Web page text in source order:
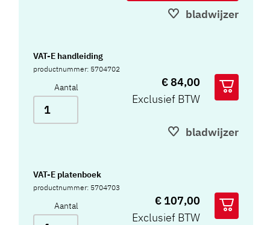
bladwijzer
VAT-E handleiding
productnummer: 5704702
Aantal
€ 84,00
Exclusief BTW
bladwijzer
VAT-E platenboek
productnummer: 5704703
Aantal
€ 107,00
Exclusief BTW